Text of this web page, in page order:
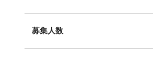
募集人数